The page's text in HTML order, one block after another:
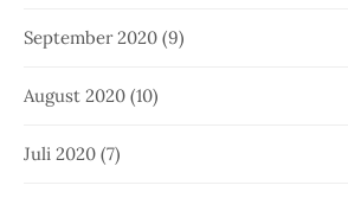
September 2020 (9)
August 2020 (10)
Juli 2020 (7)